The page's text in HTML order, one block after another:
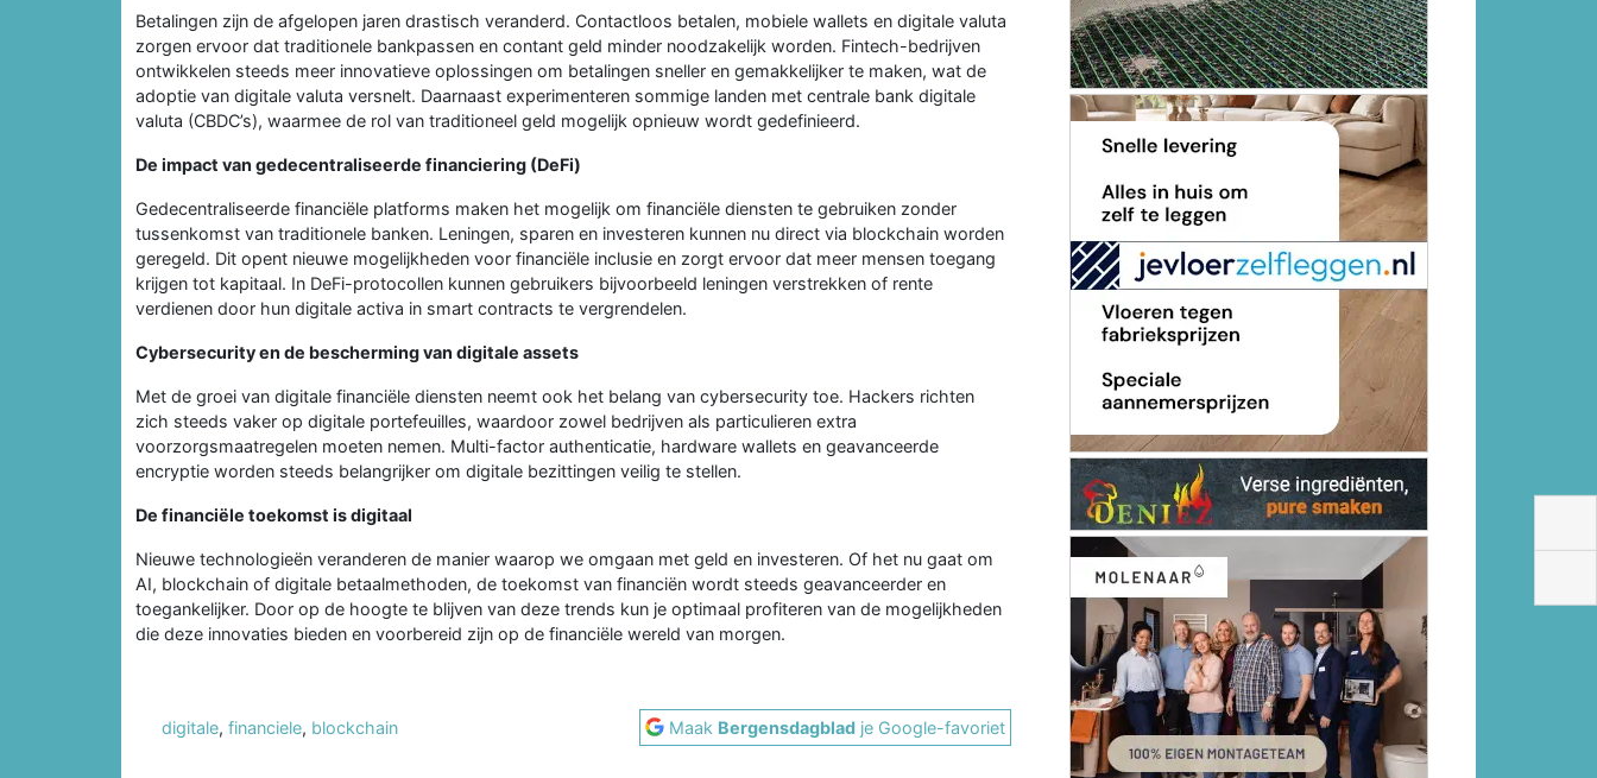
Betalingen zijn de afgelopen jaren drastisch veranderd. Contactloos betalen, mobiele wallets en digitale valuta
zorgen ervoor dat traditionele bankpassen en contant geld minder noodzakelijk worden. Fintech-bedrijven
ontwikkelen steeds meer innovatieve oplossingen om betalingen sneller en gemakkelijker te maken, wat de
adoptie van digitale valuta versnelt. Daarnaast experimenteren sommige landen met centrale bank digitale
valuta (CBDC’s), waarmee de rol van traditioneel geld mogelijk opnieuw wordt gedefinieerd.
De impact van gedecentraliseerde financiering (DeFi)
Gedecentraliseerde financiële platforms maken het mogelijk om financiële diensten te gebruiken zonder
tussenkomst van traditionele banken. Leningen, sparen en investeren kunnen nu direct via blockchain worden
geregeld. Dit opent nieuwe mogelijkheden voor financiële inclusie en zorgt ervoor dat meer mensen toegang
krijgen tot kapitaal. In DeFi-protocollen kunnen gebruikers bijvoorbeeld leningen verstrekken of rente
verdienen door hun digitale activa in smart contracts te vergrendelen.
Cybersecurity en de bescherming van digitale assets
Met de groei van digitale financiële diensten neemt ook het belang van cybersecurity toe. Hackers richten
zich steeds vaker op digitale portefeuilles, waardoor zowel bedrijven als particulieren extra
voorzorgsmaatregelen moeten nemen. Multi-factor authenticatie, hardware wallets en geavanceerde
encryptie worden steeds belangrijker om digitale bezittingen veilig te stellen.
De financiële toekomst is digitaal
Nieuwe technologieën veranderen de manier waarop we omgaan met geld en investeren. Of het nu gaat om
AI, blockchain of digitale betaalmethoden, de toekomst van financiën wordt steeds geavanceerder en
toegankelijker. Door op de hoogte te blijven van deze trends kun je optimaal profiteren van de mogelijkheden
die deze innovaties bieden en voorbereid zijn op de financiële wereld van morgen.
digitale, financiele, blockchain Maak Bergensdagblad je Google-favoriet